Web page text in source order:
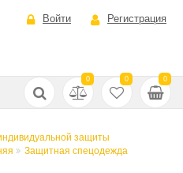
Войти Регистрация
0 0 0
защиты
Защитная спецодежда